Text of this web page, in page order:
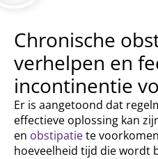
Chronische
verhelpen en
incontinentie
Er is aangetoond dat
effectieve oplossing kan
en obstipatiete
hoeveelheid tijd die wordt